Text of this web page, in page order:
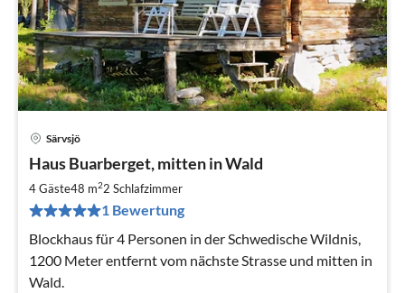
Särvsjö
Haus Buarberget, mitten in Wald
4 Gäste48 m22 Schlafzimmer
1 Bewertung
Blockhaus für 4 Personen in der Schwedische Wildnis,
1200 Meter entfernt vom nächste Strasse und mitten in
Wald.